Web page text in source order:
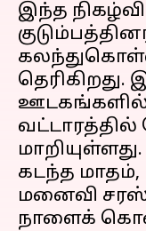
இந்த
தெரிகிறது.
ஊடகங்களில்
வட்டாரத்தில்
மாறியுள்ளது.
கடந்த மாதம்,
மனைவி
நாளைக்